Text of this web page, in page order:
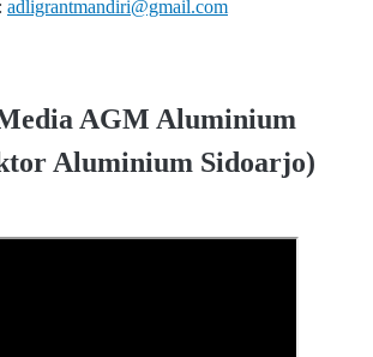
adligrantmandiri@gmail.com
AGM Aluminium
Aluminium Sidoarjo)